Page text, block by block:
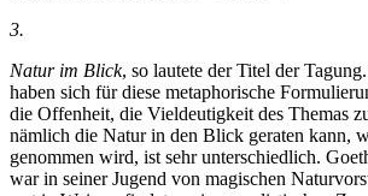
3.
Natur im Blick, so lautete der Titel der
haben sich für diese metaphorische
die Offenheit, die Vieldeutigkeit des Themas
nämlich die Natur in den Blick geraten kann,
genommen wird, ist sehr unterschiedlich.
war in seiner Jugend von magischen